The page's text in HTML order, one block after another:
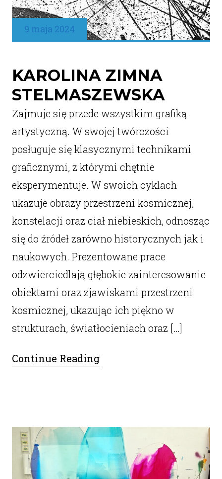
9 maja 2024
KAROLINA ZIMNA
STELMASZEWSKA
Zajmuje się przede wszystkim grafiką
artystyczną. W swojej twórczości
posługuje się klasycznymi technikami
graficznymi, z którymi chętnie
eksperymentuje. W swoich cyklach
ukazuje obrazy przestrzeni kosmicznej,
konstelacji oraz ciał niebieskich, odnosząc
się do źródeł zarówno historycznych jak i
naukowych. Prezentowane prace
odzwierciedlają głębokie zainteresowanie
obiektami oraz zjawiskami przestrzeni
kosmicznej, ukazując ich piękno w
strukturach, światłocieniach oraz […]
Continue Reading